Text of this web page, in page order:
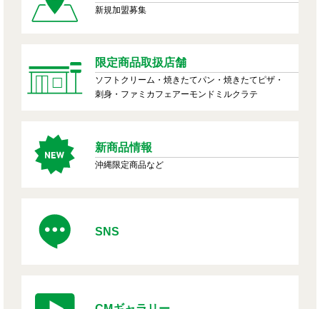
新規加盟募集
限定商品取扱店舗
ソフトクリーム・焼きたてパン・焼きたてピザ・
刺身・ファミカフェアーモンドミルクラテ
新商品情報
沖縄限定商品など
SNS